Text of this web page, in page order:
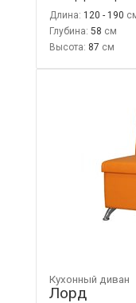
Длина: 120 - 190
Глубина: 58
Высота: 87
Кухонный диван
Лорд